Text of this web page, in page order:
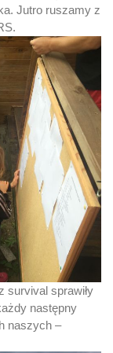
Jutro ruszamy z
survival sprawiły
następny
naszych –